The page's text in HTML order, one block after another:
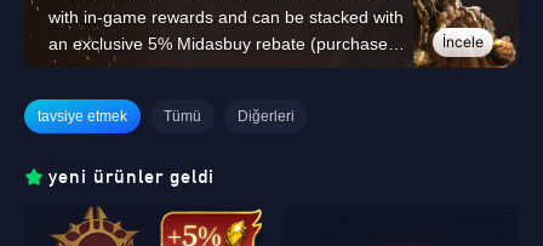
with in-game rewards and can be stacked with
an exclusive 5% Midasbuy rebate (purchases
of 14,000 Dragon Crystals or above do not
count for the double first top-up bonus)
İncele
tavsiye etmek Tümü Diğerleri
yeni ürünler geldi